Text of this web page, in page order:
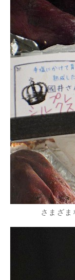
さまざま